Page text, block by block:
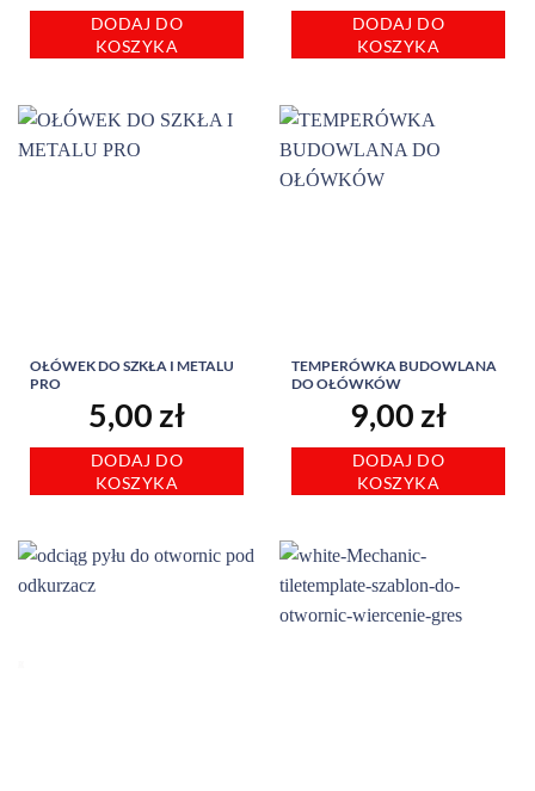
DODAJ DO
KOSZYKA
DODAJ DO
KOSZYKA
OŁÓWEK DO SZKŁA I METALU
PRO
5,00 zł
DODAJ DO
KOSZYKA
TEMPERÓWKA BUDOWLANA
DO OŁÓWKÓW
9,00 zł
DODAJ DO
KOSZYKA